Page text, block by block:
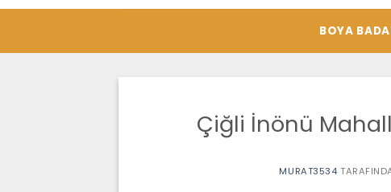
BOYA
Çiğli İnönü
MURAT3534